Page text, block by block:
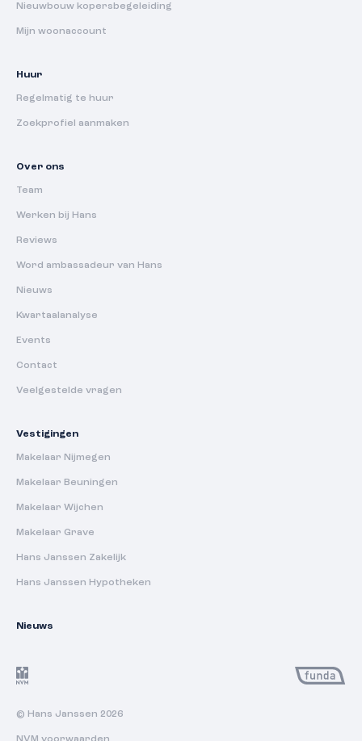
Nieuwbouw kopersbegeleiding
Mijn woonaccount
Huur
Regelmatig te huur
Zoekprofiel aanmaken
Over ons
Team
Werken bij Hans
Reviews
Word ambassadeur van Hans
Nieuws
Kwartaalanalyse
Events
Contact
Veelgestelde vragen
Vestigingen
Makelaar Nijmegen
Makelaar Beuningen
Makelaar Wijchen
Makelaar Grave
Hans Janssen Zakelijk
Hans Janssen Hypotheken
Nieuws
© Hans Janssen 2026